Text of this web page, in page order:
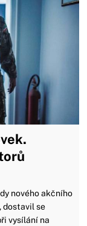
nového akčního
dostavil se
vysílání na